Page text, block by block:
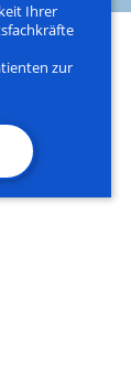
Ihrer
zur